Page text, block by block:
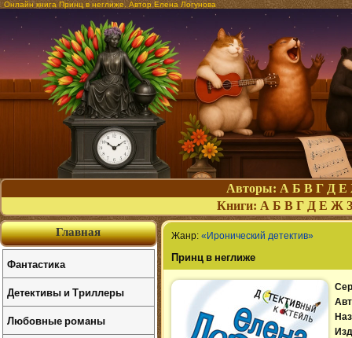
Онлайн книга Принц в неглиже. Автор Елена Логунова
Авторы: А Б В Г Д Е
Книги: А Б В Г Д Е Ж З
Жанр: «Иронический детектив»
Принц в неглиже
Главная
Фантастика
Детективы и Триллеры
Любовные романы